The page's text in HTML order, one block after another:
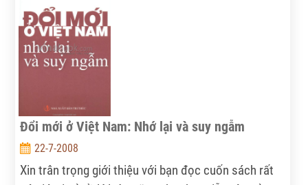
14/7, lượng thịt lợn về chợ Hóc Môn đạt kỷ lục, 233
tấn, tăng 32 tấn so với ngày 12/7. Lượng cung thịt
tăng làm giá các loại thịt bán buôn tiếp tục giảm.
Đổi mới ở Việt Nam: Nhớ lại và suy ngẫm
22-7-2008
Xin trân trọng giới thiệu với bạn đọc cuốn sách rất